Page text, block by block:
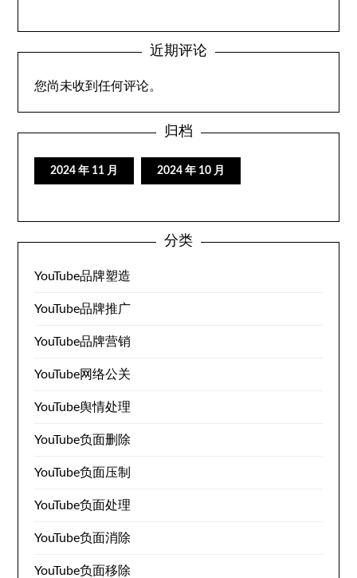
近期评论
您尚未收到任何评论。
归档
2024 年 11 月 2024 年 10 月
分类
YouTube品牌塑造
YouTube品牌推广
YouTube品牌营销
YouTube网络公关
YouTube舆情处理
YouTube负面删除
YouTube负面压制
YouTube负面处理
YouTube负面消除
YouTube负面移除